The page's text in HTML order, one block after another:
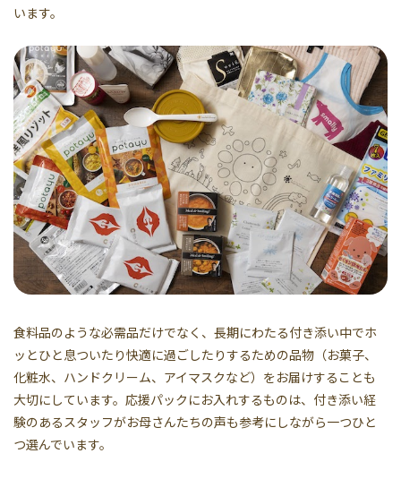
います。
食料品のような必需品だけでなく、長期にわたる付き添い中でホ
ッとひと息ついたり快適に過ごしたりするための品物（お菓子、
化粧水、ハンドクリーム、アイマスクなど）をお届けすることも
大切にしています。応援パックにお入れするものは、付き添い経
験のあるスタッフがお母さんたちの声も参考にしながら一つひと
つ選んでいます。